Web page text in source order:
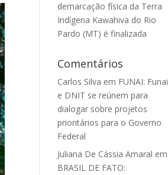
demarcação física da Terra
Indígena Kawahiva do Rio
Pardo (MT) é finalizada
Comentários
Carlos Silva em FUNAI: Funai
e DNIT se reúnem para
dialogar sobre projetos
prioritários para o Governo
Federal
Juliana De Cássia Amaral em
BRASIL DE FATO: